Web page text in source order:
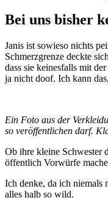
Bei uns bisher
Janis ist sowieso nichts
Schmerzgrenze deckte
dass sie keinesfalls mit
ja nicht doof. Ich kann
Ein Foto aus der
so veröffentlichen darf.
Ob ihre kleine Schwester
öffentlich Vorwürfe
Ich denke, da ich niemals
alles halb so wild.